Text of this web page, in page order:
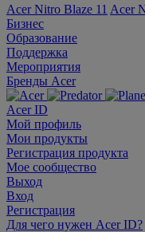
Acer Nitro Blaze 11 Acer
Бизнес
Образование
Поддержка
Мероприятия
Бренды Acer
Acer ID
Мой профиль
Мои продукты
Регистрация продукта
Мое сообщество
Выход
Вход
Регистрация
Для чего нужен Acer ID?